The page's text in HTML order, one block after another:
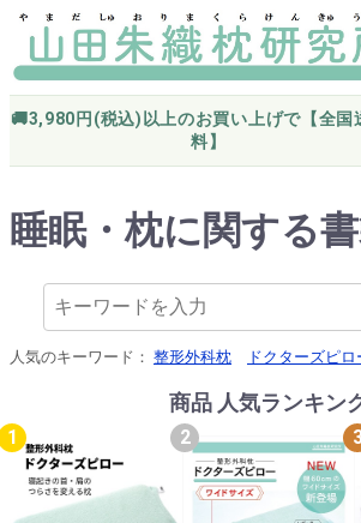
🚚3,980円(税込)以上のお買い上げで【全国
料】
睡眠・枕に関する
人気のキーワード： 整形外科枕 ドクターズピロ
商品 人気ランキン
1 2